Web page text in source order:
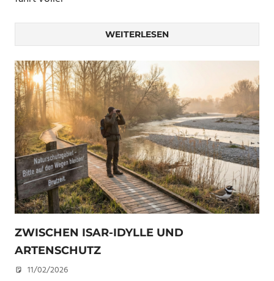
WEITERLESEN
ZWISCHEN ISAR-IDYLLE UND
ARTENSCHUTZ
11/02/2026